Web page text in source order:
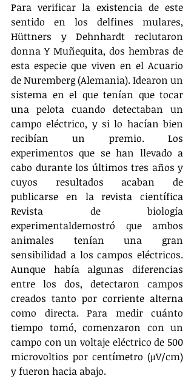
Para verificar la existencia de este
sentido en los delfines mulares,
Hüttners y Dehnhardt reclutaron
donna Y Muñequita, dos hembras de
esta especie que viven en el Acuario
de Nuremberg (Alemania). Idearon un
sistema en el que tenían que tocar
una pelota cuando detectaban un
campo eléctrico, y si lo hacían bien
recibían un premio. Los
experimentos que se han llevado a
cabo durante los últimos tres años y
cuyos resultados acaban de
publicarse en la revista científica
Revista de biología
experimentaldemostró que ambos
animales tenían una gran
sensibilidad a los campos eléctricos.
Aunque había algunas diferencias
entre los dos, detectaron campos
creados tanto por corriente alterna
como directa. Para medir cuánto
tiempo tomó, comenzaron con un
campo con un voltaje eléctrico de 500
microvoltios por centímetro (μV/cm)
y fueron hacia abajo.